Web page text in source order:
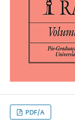
PDF/A